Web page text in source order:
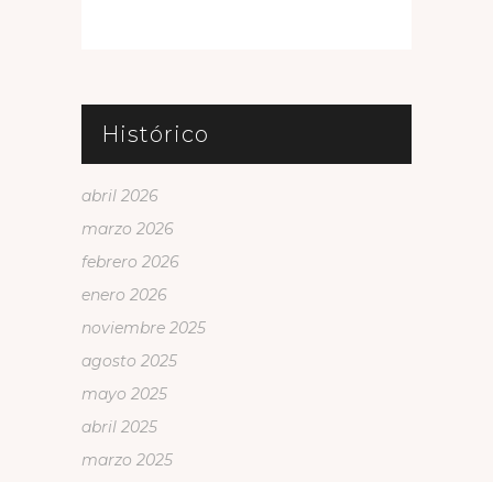
Histórico
abril 2026
marzo 2026
febrero 2026
enero 2026
noviembre 2025
agosto 2025
mayo 2025
abril 2025
marzo 2025